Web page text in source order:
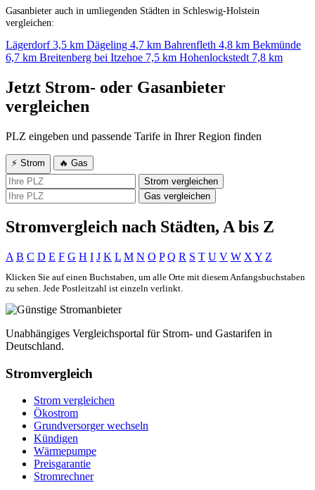
Gasanbieter auch in umliegenden Städten in Schleswig-Holstein
vergleichen:
Lägerdorf3,5 km Dägeling 4,7 km Bahrenfleth 4,8 km Bekmünde
6,7 km Breitenberg bei Itzehoe 7,5 km Hohenlockstedt 7,8 km
Jetzt Strom- oder Gasanbieter
vergleichen
PLZ eingeben und passende Tarife in Ihrer Region finden
⚡ Strom
🔥 Gas
Strom vergleichen
Gas vergleichen
Stromvergleich nach Städten, A bis Z
A B C D E F G H I J K L M N O P Q R S T U V W X Y Z
Klicken Sie auf einen Buchstaben, um alle Orte mit diesem Anfangsbuchstaben
zu sehen. Jede Postleitzahl ist einzeln verlinkt.
Unabhängiges Vergleichsportal für Strom- und Gastarifen in
Deutschland.
Stromvergleich
Strom vergleichen
Ökostrom
Grundversorger wechseln
Kündigen
Wärmepumpe
Preisgarantie
Stromrechner